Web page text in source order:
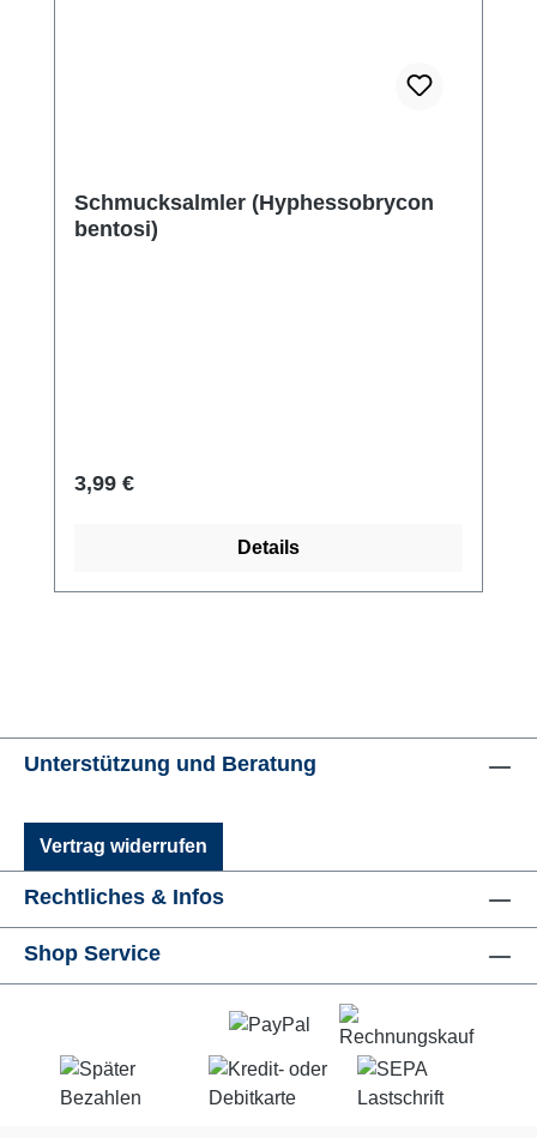
Schmucksalmler (Hyphessobrycon
bentosi)
Regulärer Preis:
3,99 €
Details
Unterstützung und Beratung
Vertrag widerrufen
Rechtliches & Infos
Shop Service